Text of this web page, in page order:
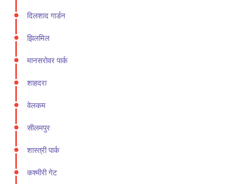
दिलशाद गार्डन
झिलमिल
मानसरोवर पार्क
शाहदरा
वेलकम
सीलमपुर
शास्त्री पार्क
कश्मीरी गेट